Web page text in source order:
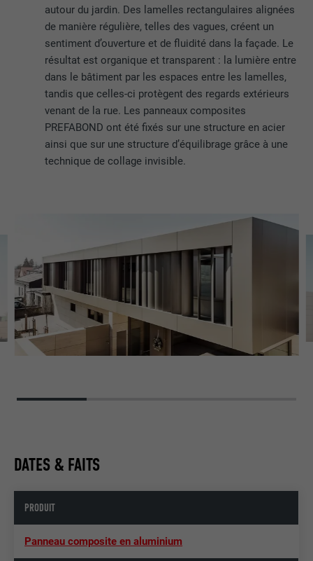
autour du jardin. Des lamelles rectangulaires alignées
de manière régulière, telles des vagues, créent un
sentiment d’ouverture et de fluidité dans la façade. Le
résultat est organique et transparent : la lumière entre
dans le bâtiment par les espaces entre les lamelles,
tandis que celles-ci protègent des regards extérieurs
venant de la rue. Les panneaux composites
PREFABOND ont été fixés sur une structure en acier
ainsi que sur une structure d’équilibrage grâce à une
technique de collage invisible.
DATES & FAITS
PRODUIT
Panneau composite en aluminium